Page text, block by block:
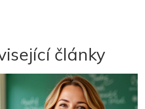
články